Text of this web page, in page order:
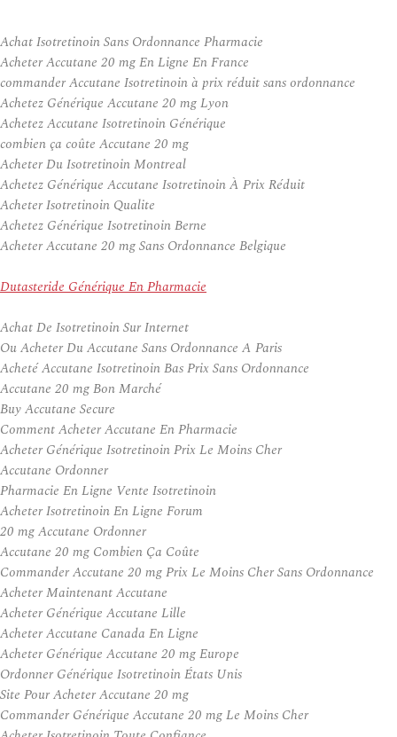
Achat Isotretinoin Sans Ordonnance Pharmacie
Acheter Accutane 20 mg En Ligne En France
commander Accutane Isotretinoin à prix réduit sans ordonnance
Achetez Générique Accutane 20 mg Lyon
Achetez Accutane Isotretinoin Générique
combien ça coûte Accutane 20 mg
Acheter Du Isotretinoin Montreal
Achetez Générique Accutane Isotretinoin À Prix Réduit
Acheter Isotretinoin Qualite
Achetez Générique Isotretinoin Berne
Acheter Accutane 20 mg Sans Ordonnance Belgique
Dutasteride Générique En Pharmacie
Achat De Isotretinoin Sur Internet
Ou Acheter Du Accutane Sans Ordonnance A Paris
Acheté Accutane Isotretinoin Bas Prix Sans Ordonnance
Accutane 20 mg Bon Marché
Buy Accutane Secure
Comment Acheter Accutane En Pharmacie
Acheter Générique Isotretinoin Prix Le Moins Cher
Accutane Ordonner
Pharmacie En Ligne Vente Isotretinoin
Acheter Isotretinoin En Ligne Forum
20 mg Accutane Ordonner
Accutane 20 mg Combien Ça Coûte
Commander Accutane 20 mg Prix Le Moins Cher Sans Ordonnance
Acheter Maintenant Accutane
Acheter Générique Accutane Lille
Acheter Accutane Canada En Ligne
Acheter Générique Accutane 20 mg Europe
Ordonner Générique Isotretinoin États Unis
Site Pour Acheter Accutane 20 mg
Commander Générique Accutane 20 mg Le Moins Cher